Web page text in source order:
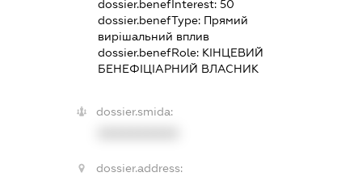
dossier.benefInterest:50
dossier.benefType: Прямий
вирішальний вплив
dossier.benefRole: КІНЦЕВИЙ
БЕНЕФІЦІАРНИЙ ВЛАСНИК
dossier.smida:
dossier.address: